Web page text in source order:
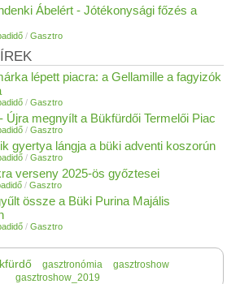
Ábelért - Jótékonysági főzés a
/ Gasztro
lépett piacra: a Gellamille a fagyizók
/ Gasztro
Újra megnyílt a Bükfürdői Termelői Piac
/ Gasztro
gyertya lángja a büki adventi koszorún
/ Gasztro
verseny 2025-ös győztesei
/ Gasztro
össze a Büki Purina Majális
/ Gasztro
gasztronómia
gasztroshow
gasztroshow_2019